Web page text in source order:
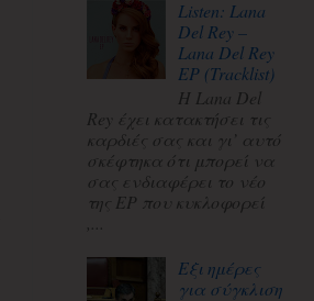
Listen: Lana
Del Rey –
Lana Del Rey
EP (Tracklist)
Η Lana Del
Rey έχει κατακτήσει τις
καρδιές σας και γι’ αυτό
σκέφτηκα ότι μπορεί να
σας ενδιαφέρει το νέο
της EP που κυκλοφορεί
Εξι ημέρες
για σύγκλιση